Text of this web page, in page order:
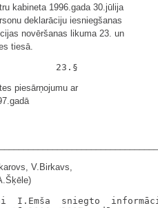
kabineta 1996.gada 30.jūlija
deklarāciju iesniegšanas
novēršanas likuma 23. un
tiesā.
piesārņojumu ar
V.Birkavs,
I.Emša  sniegto